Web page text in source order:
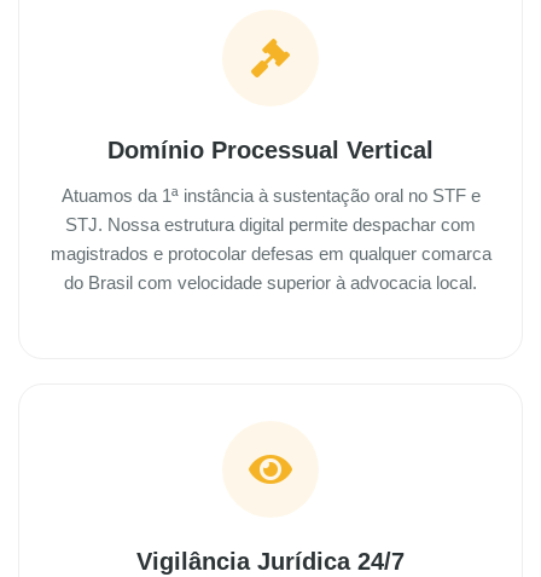
Domínio Processual Vertical
Atuamos da 1ª instância à sustentação oral no STF e
STJ. Nossa estrutura digital permite despachar com
magistrados e protocolar defesas em qualquer comarca
do Brasil com velocidade superior à advocacia local.
Vigilância Jurídica 24/7